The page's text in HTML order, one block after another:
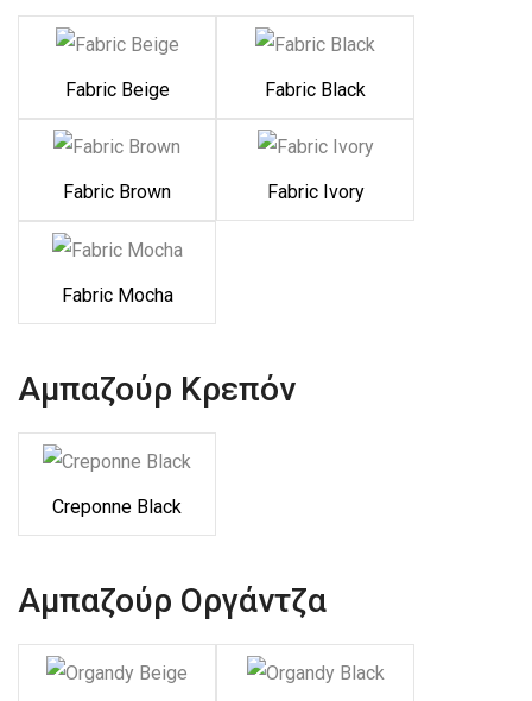
Fabric Beige Fabric Black
Fabric Brown Fabric Ivory
Fabric Mocha
Αμπαζούρ Κρεπόν
Creponne Black
Αμπαζούρ Οργάντζα